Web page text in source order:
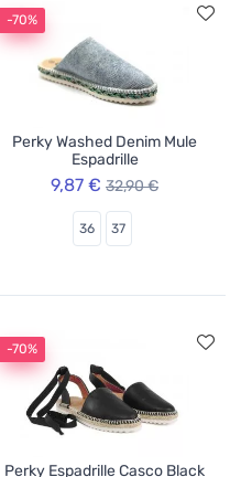
-70%
Perky Washed Denim Mule
Espadrille
9,87 € 32,90 €
36 37
-70%
Perky Espadrille Casco Black